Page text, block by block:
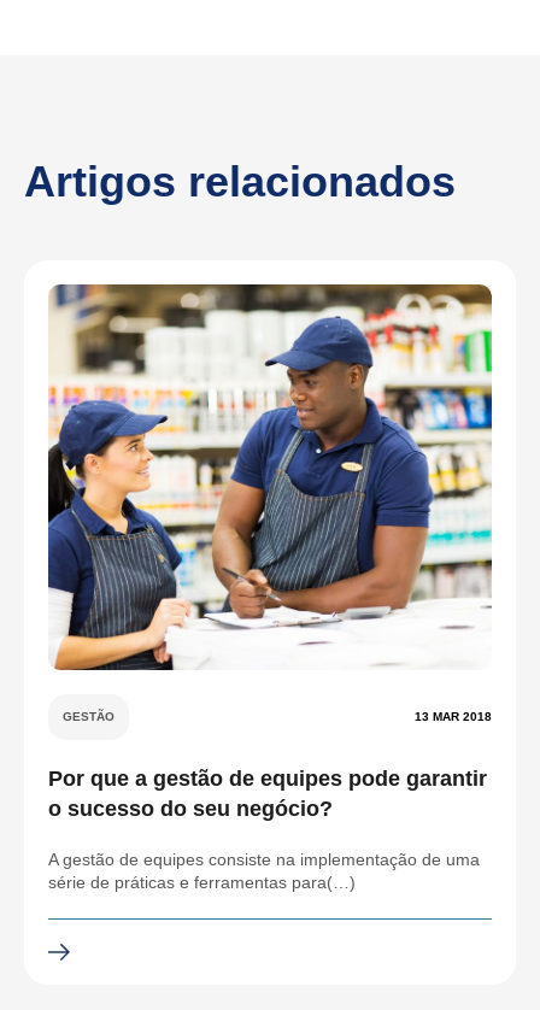
Artigos relacionados
GESTÃO 13 MAR 2018
Por que a gestão de equipes pode garantir
o sucesso do seu negócio?
A gestão de equipes consiste na implementação de uma
série de práticas e ferramentas para(…)